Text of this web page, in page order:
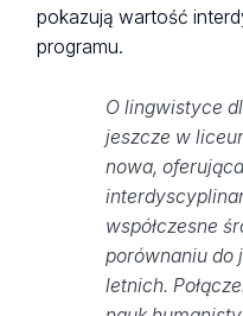
pokazują wartość
programu.
O lingwistyce
jeszcze w
nowa,
współczesne
porównaniu do
letnich.